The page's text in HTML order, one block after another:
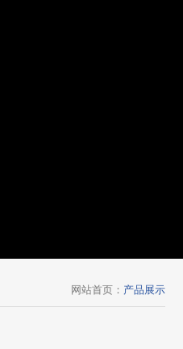
网站首页 ： 产品展示